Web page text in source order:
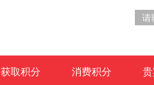
获取积分 消费积分